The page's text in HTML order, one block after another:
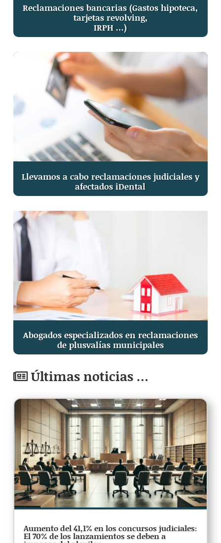
Reclamaciones bancarias (Gastos hipoteca,
tarjetas revolving,
IRPH …)
Llevamos a cabo reclamaciones judiciales y
afectados iDental
Abogados especializados en reclamaciones
de plusvalías municipales
Últimas noticias …
Aumento del 41,1% en los concursos judiciales:
El 70% de los lanzamientos se deben a